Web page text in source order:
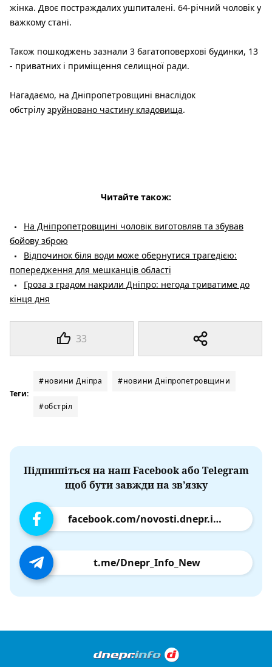
33
жінка. Двоє постраждалих ушпиталені. 64-річний чоловік у
важкому стані.
Також пошкоджень зазнали 3 багатоповерхові будинки, 13
- приватних і приміщення селищної ради.
Нагадаємо, на Дніпропетровщині внаслідок
обстрілу зруйновано частину кладовища.
Читайте також:
На Дніпропетровщині чоловік виготовляв та збував
бойову зброю
Відпочинок біля води може обернутися трагедією:
попередження для мешканців області
Гроза з градом накрили Дніпро: негода триватиме до
кінця дня
Теги:
#новини Дніпра #новини Дніпропетровщини
#обстріл
Підпишіться на наш Facebook або Telegram
щоб бути завжди на зв’язку
facebook.com/novosti.dnepr.info
t.me/Dnepr_Info_New